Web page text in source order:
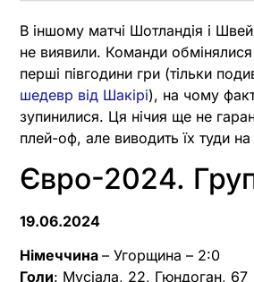
В іншому матчі Шотландія і
не виявили. Команди
перші півгодини гри (тільки
шедевр від Шакірі), на чому
зупинилися. Ця нічия ще не
плей-оф, але виводить їх туди
Євро-2024.
19.06.2024
Німеччина – Угорщина – 2:0
Голи: Мусіала, 22, Гюндоган, 67